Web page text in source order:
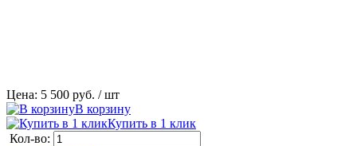
Цена: 5 500 руб. / шт
В корзину
Купить в 1 клик
Кол-во: